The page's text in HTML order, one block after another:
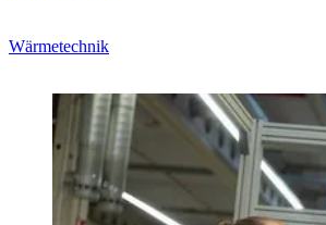
Wärmetechnik